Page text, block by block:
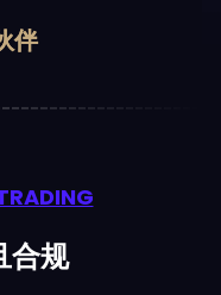
伴
合规